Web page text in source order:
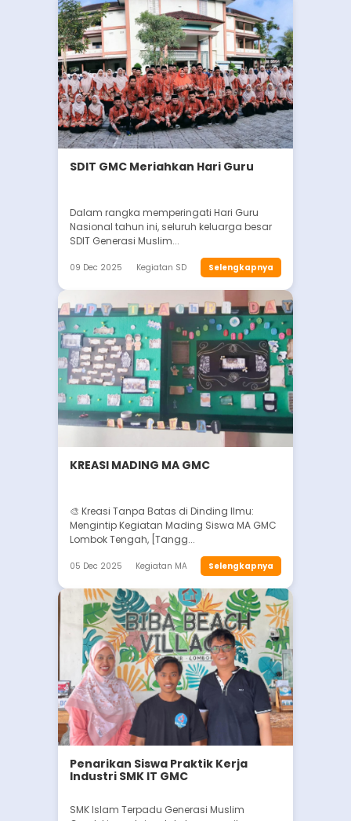
SDIT GMC Meriahkan Hari Guru
Dalam rangka memperingati Hari Guru
Nasional tahun ini, seluruh keluarga besar
SDIT Generasi Muslim...
09 Dec 2025 Kegiatan SD Selengkapnya
KREASI MADING MA GMC
🎨 Kreasi Tanpa Batas di Dinding Ilmu:
Mengintip Kegiatan Mading Siswa MA GMC
Lombok Tengah, [Tangg...
05 Dec 2025 Kegiatan MA Selengkapnya
Penarikan Siswa Praktik Kerja
Industri SMK IT GMC
SMK Islam Terpadu Generasi Muslim